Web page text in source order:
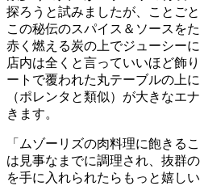
探ろうと試みましたが、ことご
この秘伝のスパイス＆ソースを
赤く燃える炭の上でジューシー
店内は全くと言っていいほど飾
ートで覆われた丸テーブルの上
（ポレンタと類似）が大きなエ
きます。
「ムゾーリズの肉料理に飽きる
は見事なまでに調理され、抜群
を手に入れられたらもっと嬉し